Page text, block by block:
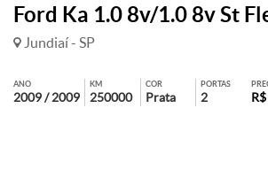
Ford Ka 1.0 8v/1.0 8v St
Jundiaí - SP
ANO
2009 / 2009
KM
250000
COR
Prata
PORTAS
2